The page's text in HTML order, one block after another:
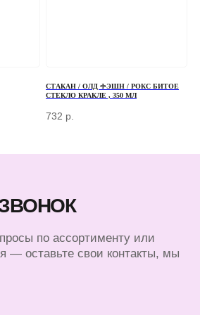
СТАКАН / ОЛД ФЭШН / РОКС БИТОЕ
СТЕКЛО КРАКЛЕ , 350 МЛ
732 р.
О КОМПАНИИ